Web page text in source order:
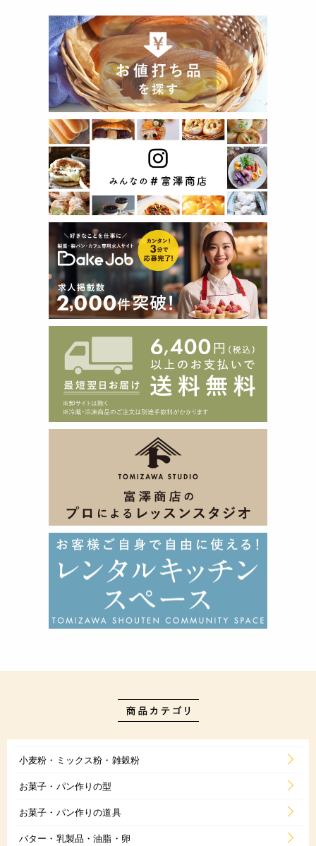
小麦粉・ミックス粉・雑穀粉
お菓子・パン作りの型
お菓子・パン作りの道具
バター・乳製品・油脂・卵